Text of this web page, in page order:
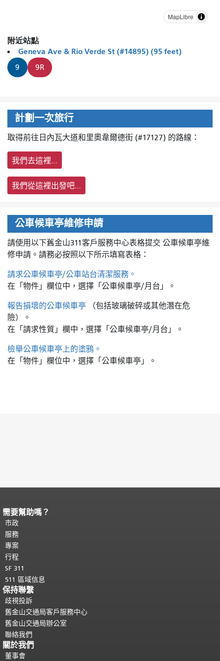
MapLibre
附近站點
Geneva Ave & Rio Verde St (#14895) (95 feet)
9 9R
計劃一次旅行
取得前往日內瓦大道和里奧韋爾德街 (#17127) 的路線：
我們去這裡…
我們從這裡出發吧…
公車候車亭維修申請
請使用以下舊金山311客戶服務中心表格提交 公車候車亭維
修申請。請務必按照以下所示填寫表格：
請求公車候車亭/公車站台清潔服務。
在「物件」欄位中，選擇「公車候車亭/月台」。
報告損壞的公車候車亭 （包括玻璃破碎或其他潛在危
險）。
在「請求性質」欄中，選擇「公車候車亭/月台」。
檢舉公車候車亭上的塗鴉。
在「物件」欄位中，選擇「公車候車亭」。
頁面內容結束。
都會重複顯示。
需要幫助嗎？
市政
服務
專案
行程
SF 311
511 區域信息
保持聯繫
歧視投訴
舊金山交通局客戶服務中心
舊金山交通局辦公室
聯絡我們
關於我們
董事會